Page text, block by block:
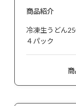
商品紹介
冷凍生うどん
４パック